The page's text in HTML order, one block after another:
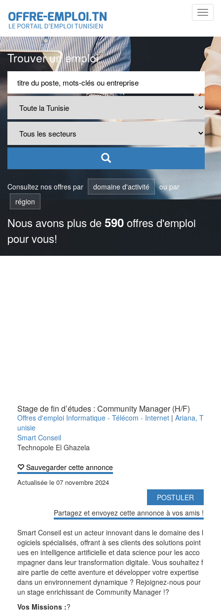
Trouver un emploi
Consultez nos offres par domaine d'activité
ou par
région
Nous avons plus de590offres d'emploi
pour vous!
Stage de fin d’études : Community Manager (H/F)
Offres d'emploi Informatique - Télécom - Internet | Ariana, T
unisie
Smart Conseil
Technopole El Ghazela
Sauvegarder cette annonce
Actualisée le 07 novembre 2024
POSTULER
Partagez et envoyez cette annonce à vos amis !
Smart Conseil est un acteur innovant dans le domaine des l
ogiciels spécialisés, offrant à ses clients des solutions point
ues en intelligence artificielle et data science pour les acco
mpagner dans leur transformation digitale. Vous souhaitez f
aire partie de cette aventure et développer votre expertise
dans un environnement dynamique ? Rejoignez-nous pour
un stage enrichissant de Community Manager !?
Vos Missions :?